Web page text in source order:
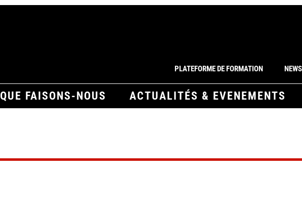
PLATEFORME DE FORMATION
QUE FAISONS-NOUS ACTUALITÉS & EVENEMENTS